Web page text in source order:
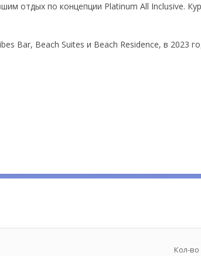
отдых по концепции Platinum All Inclusive.
Bar, Beach Suites и Beach Residence, в 2023
Кол-